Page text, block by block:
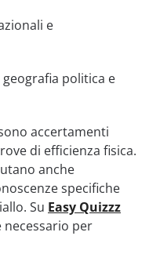
e
geografia politica e
accertamenti
di efficienza fisica.
anche
specifiche
Su Easy Quizzz
per